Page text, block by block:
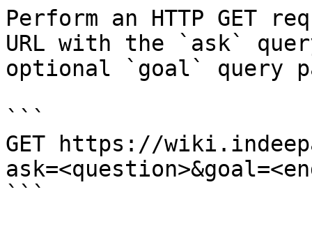
Perform an HTTP GET
URL with the `ask`
optional `goal` query
```
GET https://
```